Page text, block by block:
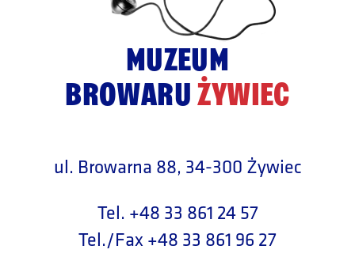
MUZEUM
BROWARUŻYWIEC
ul. Browarna 88, 34-300 Żywiec
Tel. +48 33 861 24 57
Tel./Fax +48 33 861 96 27